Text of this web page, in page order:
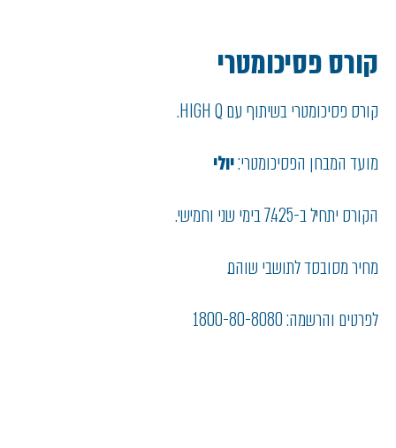
קורס פסיכומטרי
קורס פסיכומטרי בשיתוף עם HIGH Q.
מועד המבחן הפסיכומטרי:יולי
הקורס יתחיל ב-7.4.25 בימי שני וחמישי.
מחיר מסובסד לתושבי שוהם.
לפרטים והרשמה: 1800-80-8080